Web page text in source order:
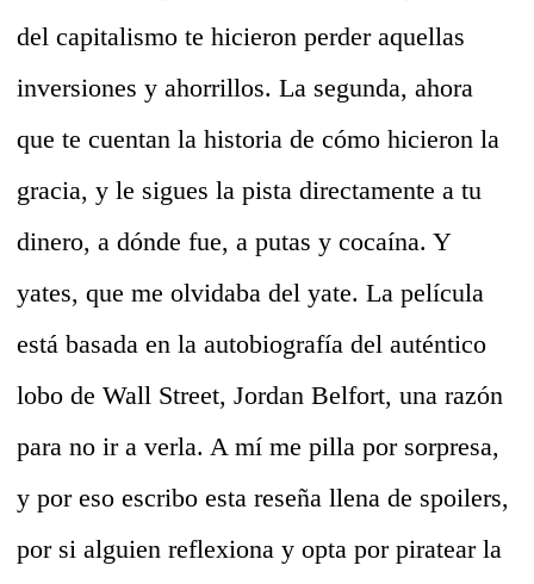
del capitalismo te hicieron perder aquellas
inversiones y ahorrillos. La segunda, ahora
que te cuentan la historia de cómo hicieron la
gracia, y le sigues la pista directamente a tu
dinero, a dónde fue, a putas y cocaína. Y
yates, que me olvidaba del yate. La película
está basada en la autobiografía del auténtico
lobo de Wall Street, Jordan Belfort, una razón
para no ir a verla. A mí me pilla por sorpresa,
y por eso escribo esta reseña llena de spoilers,
por si alguien reflexiona y opta por piratear la